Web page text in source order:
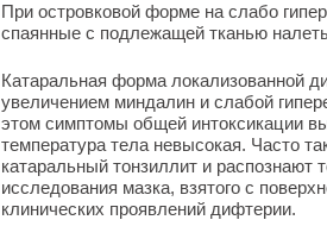
При островковой форме на слабо
спаянные с подлежащей тканью
Катаральная форма локализованной
увеличением миндалин и слабой
этом симптомы общей интоксикации
температура тела невысокая. Часто
катаральный тонзиллит и распознают
исследования мазка, взятого с
клинических проявлений дифтерии.